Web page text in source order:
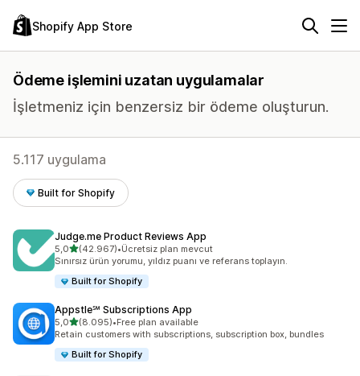
Shopify App Store
Ödeme işlemini uzatan uygulamalar
İşletmeniz için benzersiz bir ödeme oluşturun.
5.117 uygulama
Built for Shopify
Judge.me Product Reviews App
5,05 yıldız üzerinden
(42.967)
toplam 42967 değerlendirme
•Ücretsiz plan mevcut
Sınırsız ürün yorumu, yıldız puanı ve referans toplayın.
Built for Shopify
Appstle℠ Subscriptions App
5,05 yıldız üzerinden
(8.095)
toplam 8095 değerlendirme
•Free plan available
Retain customers with subscriptions, subscription box, bundles
Built for Shopify